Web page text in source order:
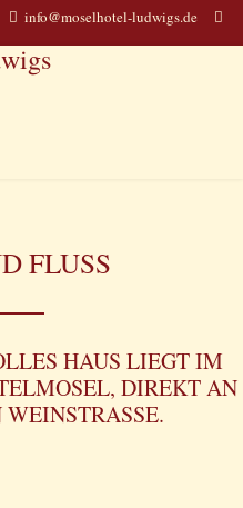
info@moselhotel-ludwigs.de
FLUSS
HAUS LIEGT IM
DIREKT AN